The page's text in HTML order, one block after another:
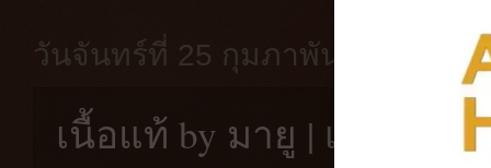
วันจันทร์ที่ 25 กุมภาพันธ์ พ.ศ.
เนื้อแท้ by มายู | เนื้อลูกเ